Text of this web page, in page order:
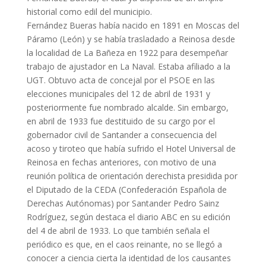
historial como edil del municipio.
Fernández Bueras había nacido en 1891 en Moscas del
Páramo (León) y se había trasladado a Reinosa desde
la localidad de La Bañeza en 1922 para desempeñar
trabajo de ajustador en La Naval. Estaba afiliado a la
UGT. Obtuvo acta de concejal por el PSOE en las
elecciones municipales del 12 de abril de 1931 y
posteriormente fue nombrado alcalde. Sin embargo,
en abril de 1933 fue destituido de su cargo por el
gobernador civil de Santander a consecuencia del
acoso y tiroteo que había sufrido el Hotel Universal de
Reinosa en fechas anteriores, con motivo de una
reunión política de orientación derechista presidida por
el Diputado de la CEDA (Confederación Española de
Derechas Autónomas) por Santander Pedro Sainz
Rodríguez, según destaca el diario ABC en su edición
del 4 de abril de 1933. Lo que también señala el
periódico es que, en el caos reinante, no se llegó a
conocer a ciencia cierta la identidad de los causantes